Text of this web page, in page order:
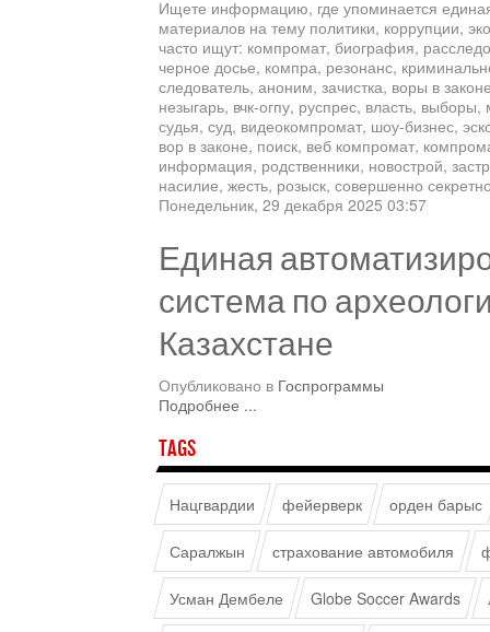
Ищете информацию, где упоминается
материалов на тему политики, коррупции,
часто ищут: компромат, биография,
черное досье, компра, резонанс,
следователь, аноним, зачистка, воры в
незыгарь, вчк-огпу, руспрес, власть,
судья, суд, видеокомпромат, шоу-бизнес,
вор в законе, поиск, веб компромат,
информация, родственники, новострой,
насилие, жесть, розыск, совершенно
Понедельник, 29 декабря 2025 03:57
Единая
система по
Казахстане
Опубликовано в Госпрограммы
Подробнее ...
TAGS
Нацгвардии фейерверк орден барыс
Саралжын страхование автомобиля
Усман Дембеле Globe Soccer Awards